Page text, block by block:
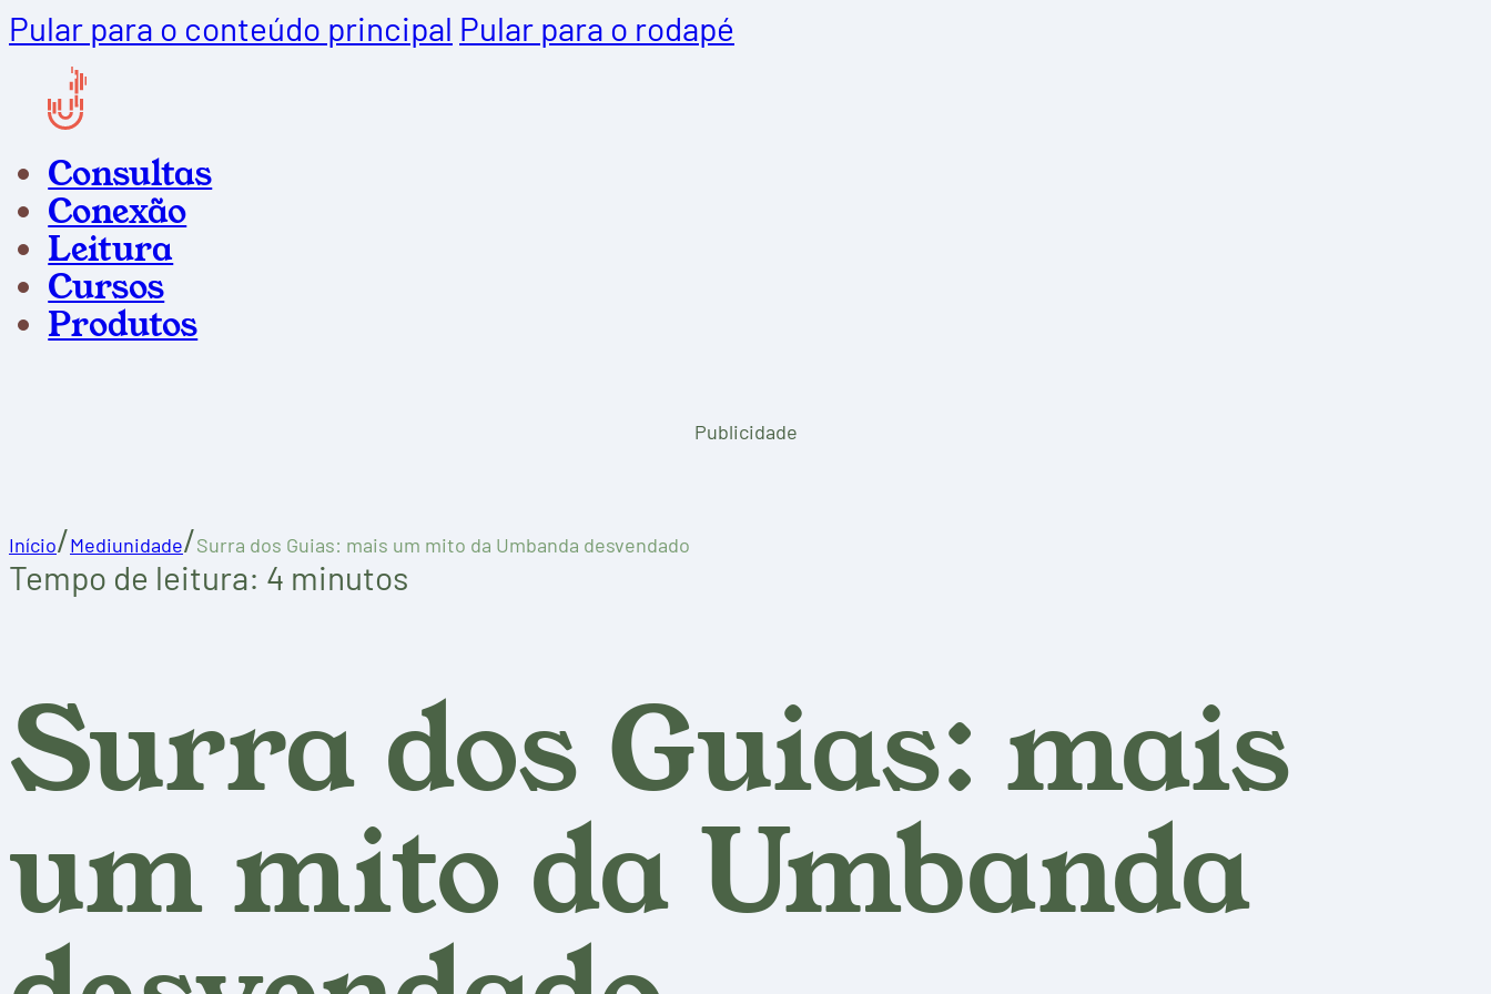
Pular para o conteúdo principal Pular para o rodapé
Consultas
Conexão
Leitura
Cursos
Produtos
Publicidade
Início/Mediunidade/Surra dos Guias: mais um mito da Umbanda desvendado
Tempo de leitura: 4 minutos
Surra dos Guias: mais
um mito da Umbanda